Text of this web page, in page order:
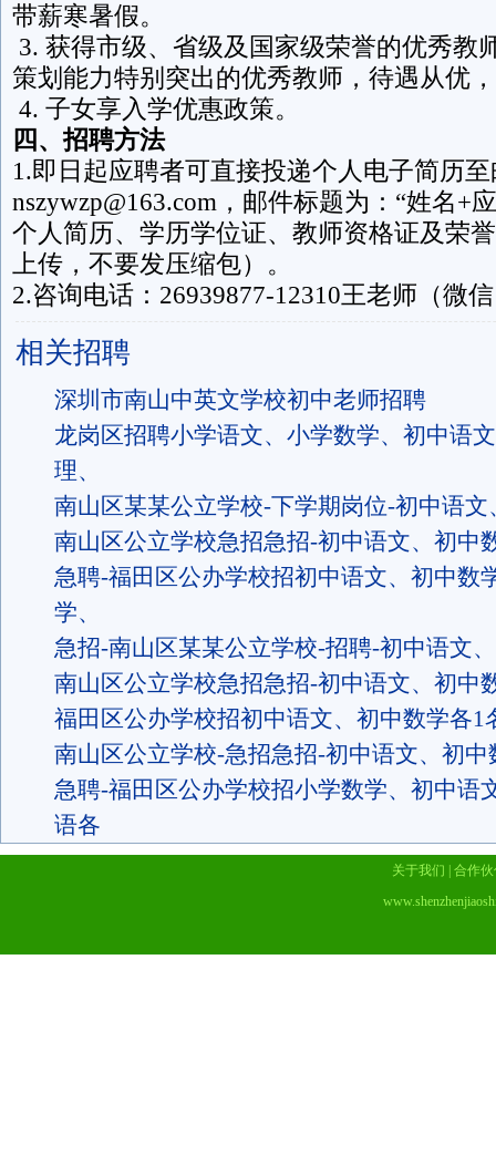
带薪寒暑假。
3. 获得市级、省级及国家级荣誉的优秀教
策划能力特别突出的优秀教师，待遇从优
4. 子女享入学优惠政策。
四、招聘方法
1.即日起应聘者可直接投递个人电子简历
nszywzp@163.com ， 邮件标题为：“姓名+
个人简历、学历学位证、教师资格证及荣
上传，不要发压缩包）。
2.咨询电话：26939877-12310王老师（微
相关招聘
深圳市南山中英文学校初中老师招聘
龙岗区招聘小学语文、小学数学、初中语
理、
南山区某某公立学校-下学期岗位-初中语文
南山区公立学校急招急招-初中语文、初中
急聘-福田区公办学校招初中语文、初中数
学、
急招-南山区某某公立学校-招聘-初中语文
南山区公立学校急招急招-初中语文、初中
福田区公办学校招初中语文、初中数学各1
南山区公立学校-急招急招-初中语文、初
急聘-福田区公办学校招小学数学、初中语
语各
关于我们
合作